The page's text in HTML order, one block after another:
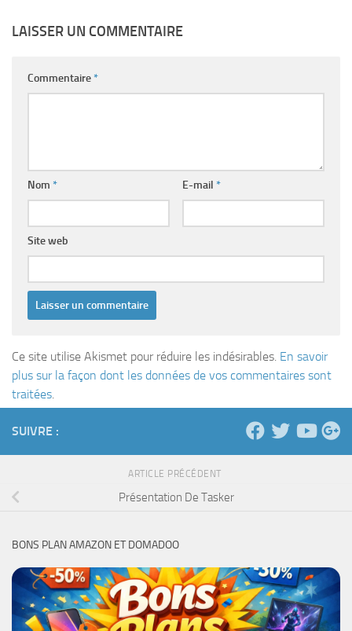
LAISSER UN COMMENTAIRE
Commentaire*
Nom * E-mail *
Site web
Ce site utilise Akismet pour réduire les indésirables. En savoir
plus sur la façon dont les données de vos commentaires sont
traitées.
SUIVRE :
ARTICLE PRÉCÉDENT
Présentation De Tasker
BONS PLAN AMAZON ET DOMADOO